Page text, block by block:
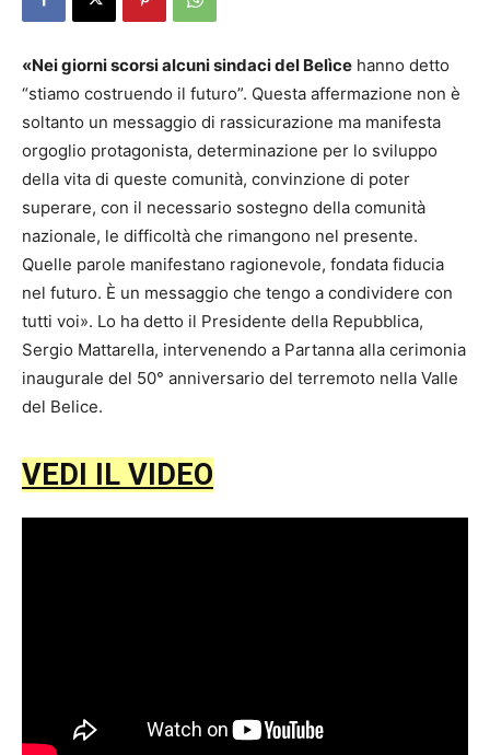
«Nei giorni scorsi alcuni sindaci del Belìce hanno detto
“stiamo costruendo il futuro”. Questa affermazione non è
soltanto un messaggio di rassicurazione ma manifesta
orgoglio protagonista, determinazione per lo sviluppo
della vita di queste comunità, convinzione di poter
superare, con il necessario sostegno della comunità
nazionale, le difficoltà che rimangono nel presente.
Quelle parole manifestano ragionevole, fondata fiducia
nel futuro. È un messaggio che tengo a condividere con
tutti voi». Lo ha detto il Presidente della Repubblica,
Sergio Mattarella, intervenendo a Partanna alla cerimonia
inaugurale del 50° anniversario del terremoto nella Valle
del Belice.
VEDI IL VIDEO